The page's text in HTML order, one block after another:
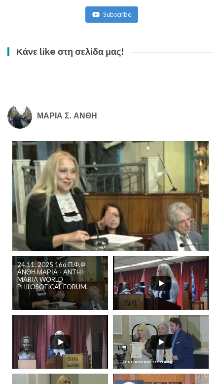
Subscribe
Κάνε like στη σελίδα μας!
ΜΑΡΙΑ Σ. ΑΝΘΗ
24.11. 2025 16o Π.Φ.Φ
ΑΝΘΗ ΜΑΡΙΑ - ANTHI
MARIA WORLD
PHILOSOFICAL FORUM.